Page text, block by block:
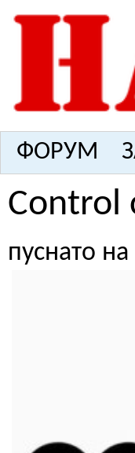
ФОРУМ
Control
пуснато на